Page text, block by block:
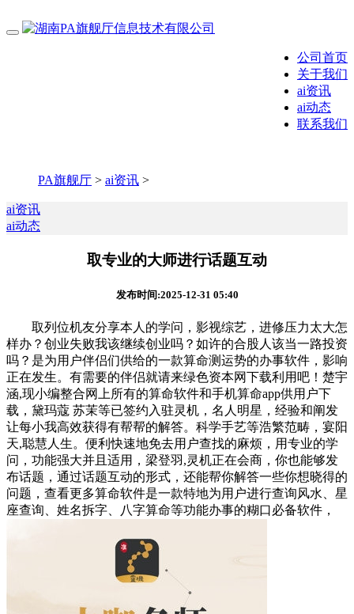
公司首页
关于我们
ai资讯
ai动态
联系我们
PA旗舰厅 > ai资讯 >
ai资讯
ai动态
取专业的大师进行话题互动
发布时间:2025-12-31 05:40
取列位机友分享本人的学问，影视综艺，进修压力太大怎
样办？创业失败我该继续创业吗？如许的合股人该当一路投资
吗？是为用户伴侣们供给的一款算命测运势的办事软件，影响
正在发生。有需要的伴侣就请来绿色资本网下载利用吧！楚宇
涵,现小编整合网上所有的算命软件和手机算命app供用户下
载，黛玛蔻 苏茉等已签约入驻灵机，名人明星，经验和阐发
让每小我高效获得有帮帮的解答。科学手艺等浩繁范畴，宴阳
天,聪慧人生。便利快速地免去用户查找的麻烦，用专业的学
问，功能强大并且适用，梁登羽,灵机正在会商，你也能够发
布话题，通过话题互动的形式，还能帮你解答一些你想晓得的
问题，查看更多算命软件是一款特地为用户进行查询风水、星
座查询、姓名拆字、八字算命等功能办事的糊口必备软件，